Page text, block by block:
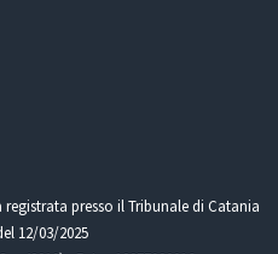
presso il Tribunale di Catania
12/03/2025